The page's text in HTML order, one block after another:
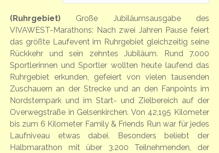
(Ruhrgebiet) Große Jubiläumsausgabe des
VIVAWEST-Marathons: Nach zwei Jahren Pause feiert
das größte Laufevent im Ruhrgebiet gleichzeitig seine
Rückkehr und sein zehntes Jubiläum. Rund 7.000
Sportlerinnen und Sportler wollten heute laufend das
Ruhrgebiet erkunden, gefeiert von vielen tausenden
Zuschauern an der Strecke und an den Fanpoints im
Nordsternpark und im Start- und Zielbereich auf der
Overwegstraße in Gelsenkirchen. Von 42,195 Kilometer
bis zum 6 Kilometer Family & Friends Run war für jedes
Laufniveau etwas dabei. Besonders beliebt der
Halbmarathon mit über 3.200 Teilnehmenden, der